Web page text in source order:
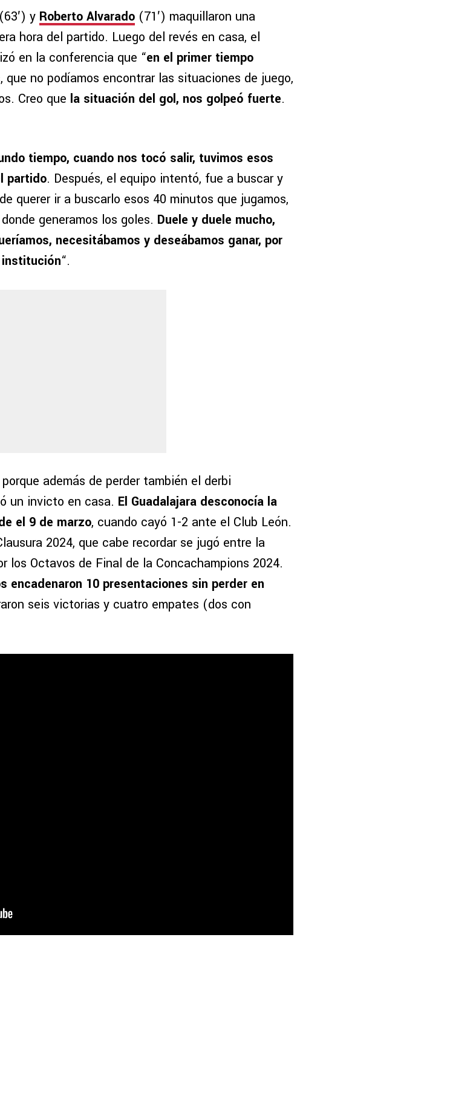
(63′) y Roberto Alvarado (71′) maquillaron una
hora del partido. Luego del revés en casa, el
en la conferencia que “en el primer tiempo
, que no podíamos encontrar las situaciones de juego,
Creo que la situación del gol, nos golpeó fuerte.
tiempo, cuando nos tocó salir, tuvimos esos
partido. Después, el equipo intentó, fue a buscar y
querer ir a buscarlo esos 40 minutos que jugamos,
generamos los goles. Duele y duele mucho,
necesitábamos y deseábamos ganar, por
“.
además de perder también el derbi
un invicto en casa. El Guadalajara desconocía la
el 9 de marzo, cuando cayó 1-2 ante el Club León.
2024, que cabe recordar se jugó entre la
los Octavos de Final de la Concachampions 2024.
encadenaron 10 presentaciones sin perder en
seis victorias y cuatro empates (dos con